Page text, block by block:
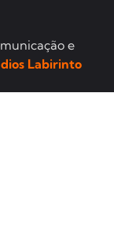
e
Labirinto